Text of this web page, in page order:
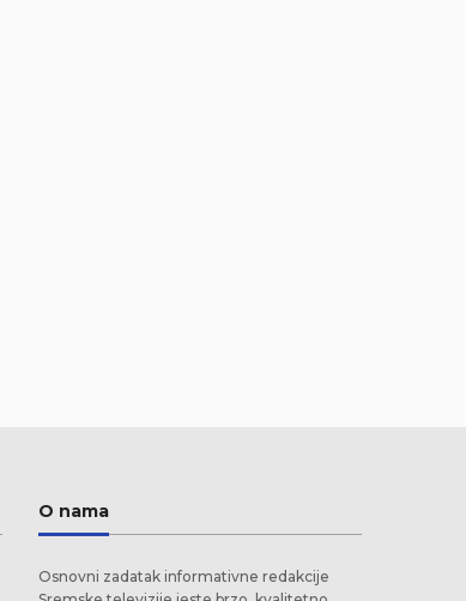
O nama
Osnovni zadatak informativne redakcije